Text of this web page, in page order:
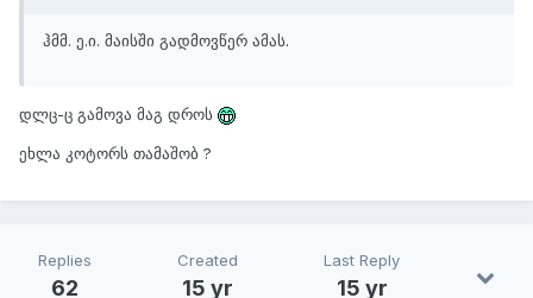
ჰმმ. ე.ი. მაისში გადმოვწერ ამას.
დლც-ც გამოვა მაგ დროს
ეხლა კოტორს თამაშობ ?
Replies
62
Created
15 yr
Last Reply
15 yr